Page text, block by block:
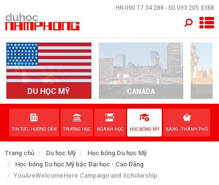
HN 090 17 34 288 - SG 093 205 3388
DU HỌC MỸ CANADA
TIN TỨC - HƯỚNG DẪN TRƯỜNG HỌC NGÀNH HỌC HỌC BỔNG MỸ BANG - THÀNH PHỐ
Trang chủ Du học Mỹ
Học bổng Du học Mỹ
Học bổng Du học Mỹ bậc Đại học - Cao Đẳng
YouAreWelcomeHere Campaign and Scholarship
×
TRANG CHỦ
QUỐC GIA
EVENTS
DỊCH VỤ
VỀ NAM PHONG
LIÊN HỆ